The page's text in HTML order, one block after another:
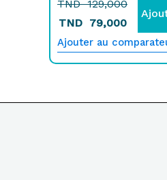
TND129,000
TND 79,000
Ajouter au